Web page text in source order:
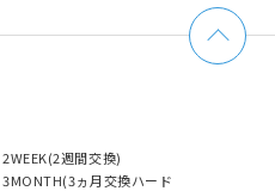
2WEEK(2週間交換)
3MONTH(3ヵ月交換ハード